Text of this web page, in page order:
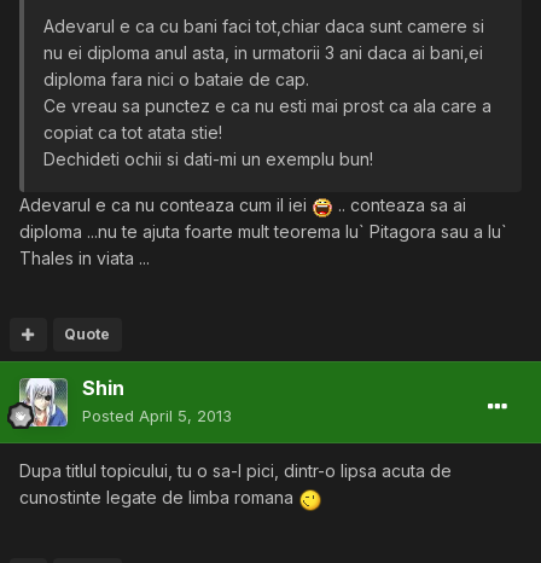
Adevarul e ca cu bani faci tot,chiar daca sunt camere si
nu ei diploma anul asta, in urmatorii 3 ani daca ai bani,ei
diploma fara nici o bataie de cap.
Ce vreau sa punctez e ca nu esti mai prost ca ala care a
copiat ca tot atata stie!
Dechideti ochii si dati-mi un exemplu bun!
Adevarul e ca nu conteaza cum il iei
.. conteaza sa ai
diploma ...nu te ajuta foarte mult teorema lu` Pitagora sau a lu`
Thales in viata ...
Quote
Shin
Posted April 5, 2013
Dupa titlul topicului, tu o sa-l pici, dintr-o lipsa acuta de
cunostinte legate de limba romana